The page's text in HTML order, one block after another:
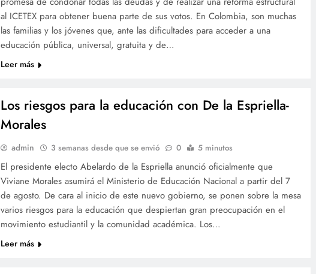
al ICETEX para obtener buena parte de sus votos. En Colombia, son muchas
las familias y los jóvenes que, ante las dificultades para acceder a una
educación pública, universal, gratuita y de…
Leer más
Los riesgos para la educación con De la Espriella-
Morales
admin 3 semanas desde que se envió 0 5 minutos
El presidente electo Abelardo de la Espriella anunció oficialmente que
Viviane Morales asumirá el Ministerio de Educación Nacional a partir del 7
de agosto. De cara al inicio de este nuevo gobierno, se ponen sobre la mesa
varios riesgos para la educación que despiertan gran preocupación en el
movimiento estudiantil y la comunidad académica. Los…
Leer más